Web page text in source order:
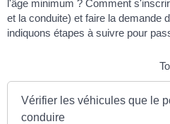
l'âge minimum ? Comment
et la conduite) et faire la demande
indiquons étapes à suivre pour
Vérifier les véhicules que le
conduire